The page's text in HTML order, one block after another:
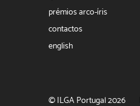
prémios arco-íris
contactos
english
© ILGA Portugal 2026